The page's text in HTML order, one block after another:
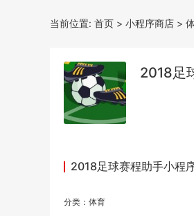
当前位置: 首页 > 小程序商店 >
2018足
2018足球赛程助手小程
分类： 体育